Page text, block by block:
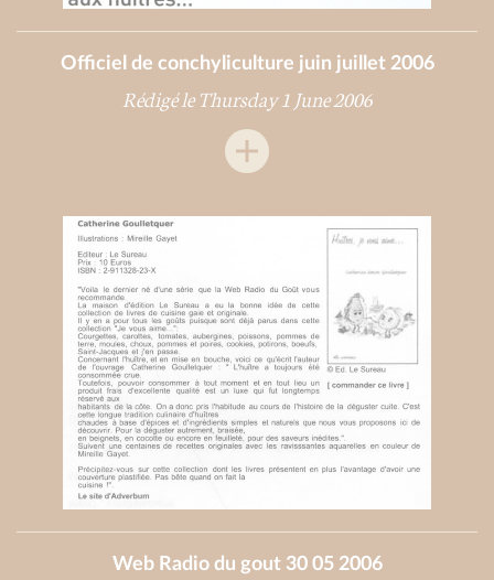
Officiel de conchyliculture juin juillet 2006
Rédigé le Thursday 1 June 2006
Web Radio du gout 30 05 2006